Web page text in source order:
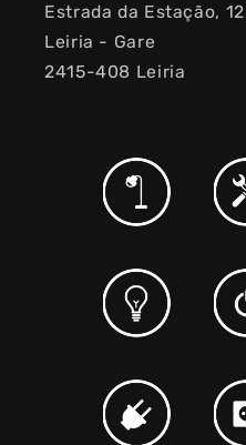
Estrada da Estação,
Leiria - Gare
2415-408 Leiria